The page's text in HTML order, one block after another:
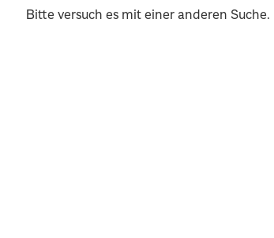
Bitte versuch es mit einer anderen Suche.